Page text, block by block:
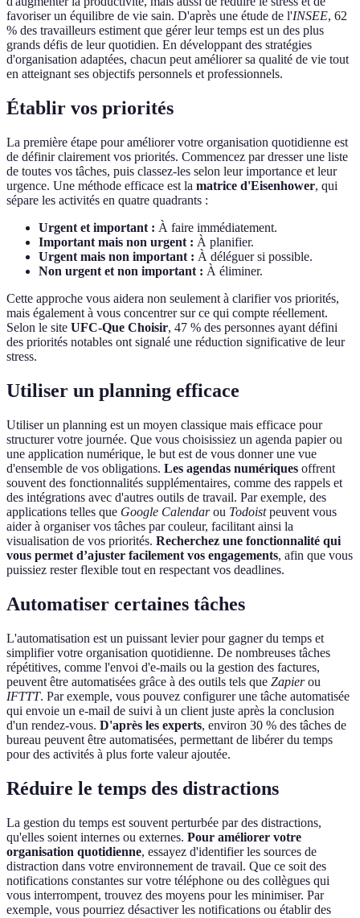
favoriser un équilibre de vie sain. D'après une étude de l'INSEE, 62
% des travailleurs estiment que gérer leur temps est un des plus
grands défis de leur quotidien. En développant des stratégies
d'organisation adaptées, chacun peut améliorer sa qualité de vie tout
en atteignant ses objectifs personnels et professionnels.
Établir vos priorités
La première étape pour améliorer votre organisation quotidienne est
de définir clairement vos priorités. Commencez par dresser une liste
de toutes vos tâches, puis classez-les selon leur importance et leur
urgence. Une méthode efficace est la matrice d'Eisenhower, qui
sépare les activités en quatre quadrants :
Urgent et important : À faire immédiatement.
Important mais non urgent : À planifier.
Urgent mais non important : À déléguer si possible.
Non urgent et non important : À éliminer.
Cette approche vous aidera non seulement à clarifier vos priorités,
mais également à vous concentrer sur ce qui compte réellement.
Selon le site UFC-Que Choisir, 47 % des personnes ayant défini
des priorités notables ont signalé une réduction significative de leur
stress.
Utiliser un planning efficace
Utiliser un planning est un moyen classique mais efficace pour
structurer votre journée. Que vous choisissiez un agenda papier ou
une application numérique, le but est de vous donner une vue
d'ensemble de vos obligations. Les agendas numériques offrent
souvent des fonctionnalités supplémentaires, comme des rappels et
des intégrations avec d'autres outils de travail. Par exemple, des
applications telles que Google Calendarou Todoistpeuvent vous
aider à organiser vos tâches par couleur, facilitant ainsi la
visualisation de vos priorités. Recherchez une fonctionnalité qui
vous permet d’ajuster facilement vos engagements, afin que vous
puissiez rester flexible tout en respectant vos deadlines.
Automatiser certaines tâches
L'automatisation est un puissant levier pour gagner du temps et
simplifier votre organisation quotidienne. De nombreuses tâches
répétitives, comme l'envoi d'e-mails ou la gestion des factures,
peuvent être automatisées grâce à des outils tels que Zapierou
IFTTT. Par exemple, vous pouvez configurer une tâche automatisée
qui envoie un e-mail de suivi à un client juste après la conclusion
d'un rendez-vous. D'après les experts, environ 30 % des tâches de
bureau peuvent être automatisées, permettant de libérer du temps
pour des activités à plus forte valeur ajoutée.
Réduire le temps des distractions
La gestion du temps est souvent perturbée par des distractions,
qu'elles soient internes ou externes. Pour améliorer votre
organisation quotidienne, essayez d'identifier les sources de
distraction dans votre environnement de travail. Que ce soit des
notifications constantes sur votre téléphone ou des collègues qui
vous interrompent, trouvez des moyens pour les minimiser. Par
exemple, vous pourriez désactiver les notifications ou établir des